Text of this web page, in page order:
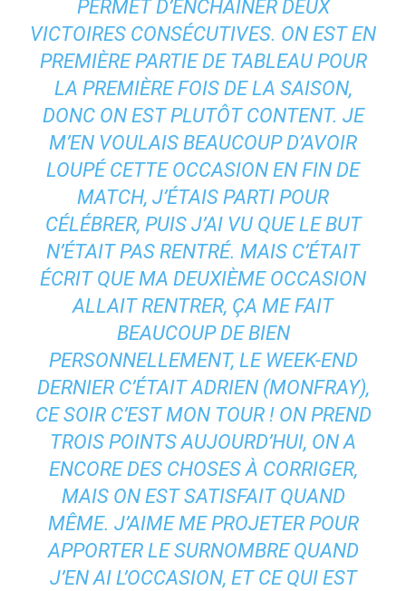
PERMET D’ENCHAÎNER DEUX
VICTOIRES CONSÉCUTIVES. ON EST EN
PREMIÈRE PARTIE DE TABLEAU POUR
LA PREMIÈRE FOIS DE LA SAISON,
DONC ON EST PLUTÔT CONTENT. JE
M’EN VOULAIS BEAUCOUP D’AVOIR
LOUPÉ CETTE OCCASION EN FIN DE
MATCH, J’ÉTAIS PARTI POUR
CÉLÉBRER, PUIS J’AI VU QUE LE BUT
N’ÉTAIT PAS RENTRÉ. MAIS C’ÉTAIT
ÉCRIT QUE MA DEUXIÈME OCCASION
ALLAIT RENTRER, ÇA ME FAIT
BEAUCOUP DE BIEN
PERSONNELLEMENT, LE WEEK-END
DERNIER C’ÉTAIT ADRIEN (MONFRAY),
CE SOIR C’EST MON TOUR ! ON PREND
TROIS POINTS AUJOURD’HUI, ON A
ENCORE DES CHOSES À CORRIGER,
MAIS ON EST SATISFAIT QUAND
MÊME. J’AIME ME PROJETER POUR
APPORTER LE SURNOMBRE QUAND
J’EN AI L’OCCASION, ET CE QUI EST